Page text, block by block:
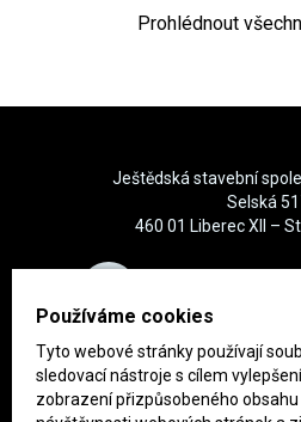
Prohlédnout
Ještědská stavební
Selská
460 01 Liberec XII –
Používáme cookies
Tyto webové stránky používají
sledovací nástroje s cílem
zobrazení přizpůsobeného